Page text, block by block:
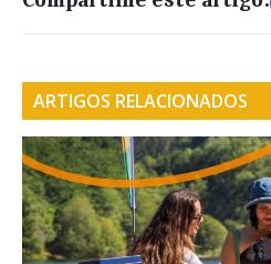
ARTIGOS RELACIONADOS